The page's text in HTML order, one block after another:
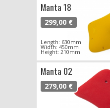
Manta 18
299,00 €
Length: 630mm
Width: 450mm
Height: 210mm
Manta 02
279,00 €